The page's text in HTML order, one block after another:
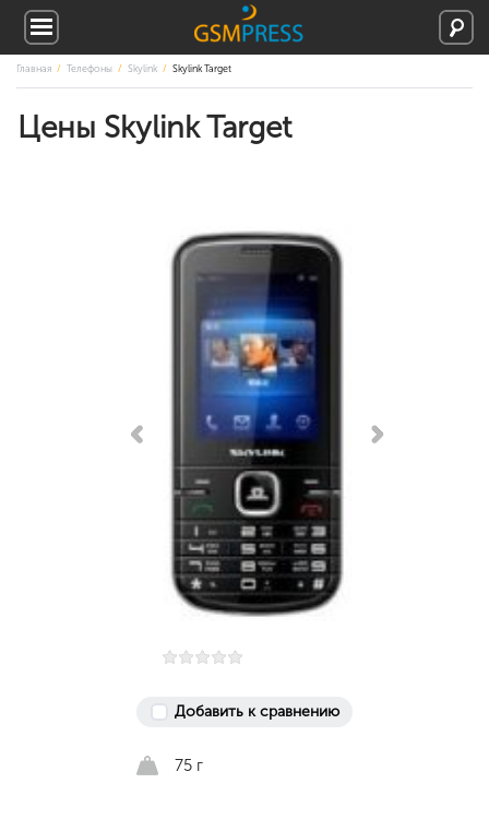
Главная Телефоны Skylink Skylink Target
Цены Skylink Target
Добавить к сравнению
75 г